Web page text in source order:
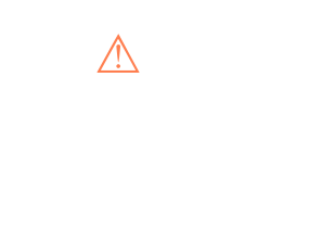
⚠